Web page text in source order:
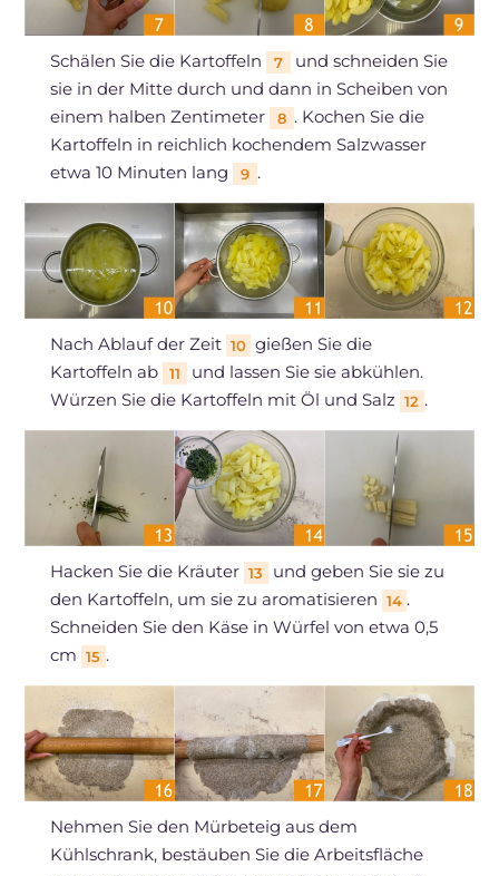
Schälen Sie die Kartoffeln 7
und schneiden Sie
sie in der Mitte durch und dann in Scheiben von
einem halben Zentimeter
8 . Kochen Sie die
Kartoffeln in reichlich kochendem Salzwasser
etwa 10 Minuten lang
9 .
Nach Ablauf der Zeit 10 gießen Sie die
Kartoffeln ab
11
und lassen Sie sie abkühlen.
Würzen Sie die Kartoffeln mit Öl und Salz 12 .
Hacken Sie die Kräuter 13
und geben Sie sie zu
den Kartoffeln, um sie zu aromatisieren 14 .
Schneiden Sie den Käse in Würfel von etwa 0,5
cm 15 .
Nehmen Sie den Mürbeteig aus dem
Kühlschrank, bestäuben Sie die Arbeitsfläche